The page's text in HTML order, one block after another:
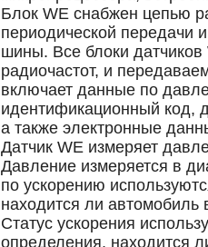
Блок WE снабжен цепью
периодической передачи
шины. Все блоки
радиочастот, и
включает данные по
идентификационный код,
а также электронные
Датчик WE измеряет
Давление измеряется в
по ускорению
находится ли автомобиль
Статус ускорения
определения, находится